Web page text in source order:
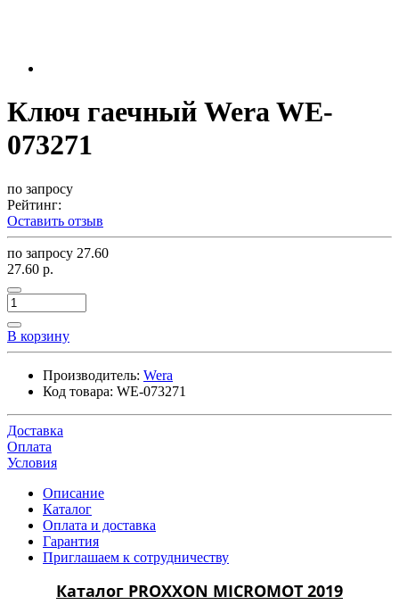
Ключ гаечный Wera WE-
073271
по запросу
Рейтинг:
Оставить отзыв
по запросу 27.60
27.60 р.
В корзину
Производитель: Wera
Код товара: WE-073271
Доставка
Оплата
Условия
Описание
Каталог
Оплата и доставка
Гарантия
Приглашаем к сотрудничеству
Каталог PROXXON MICROMOT 2019